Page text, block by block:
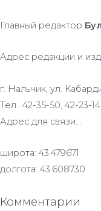
Главный редактор
Адрес редакции и
г. Нальчик, ул.
Тел.: 42-35-50, 42-23-
Адрес для связи: .
широта: 43.479671
долгота: 43.608730
Комментарии